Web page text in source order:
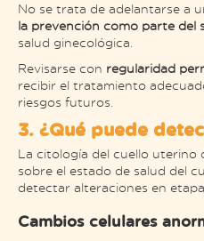
No se trata de adelantarse a
la prevención como parte del
salud ginecológica.
Revisarse con regularidad
recibir el tratamiento
riesgos futuros.
3. ¿Qué puede
La citología del cuello uterino
sobre el estado de salud del
detectar alteraciones en
Cambios celulares